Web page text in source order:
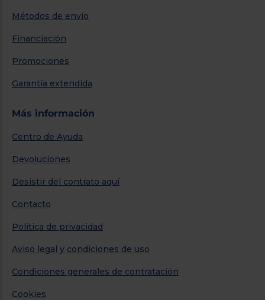
Métodos de envío
Financiación
Promociones
Garantía extendida
Más información
Centro de Ayuda
Devoluciones
Desistir del contrato aquí
Contacto
Política de privacidad
Aviso legal y condiciones de uso
Condiciones generales de contratación
Cookies